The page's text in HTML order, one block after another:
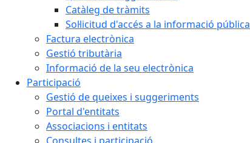
Catàleg de tràmits
Sol·licitud d'accés a la informació pública
Factura electrònica
Gestió tributària
Informació de la seu electrònica
Participació
Gestió de queixes i suggeriments
Portal d'entitats
Associacions i entitats